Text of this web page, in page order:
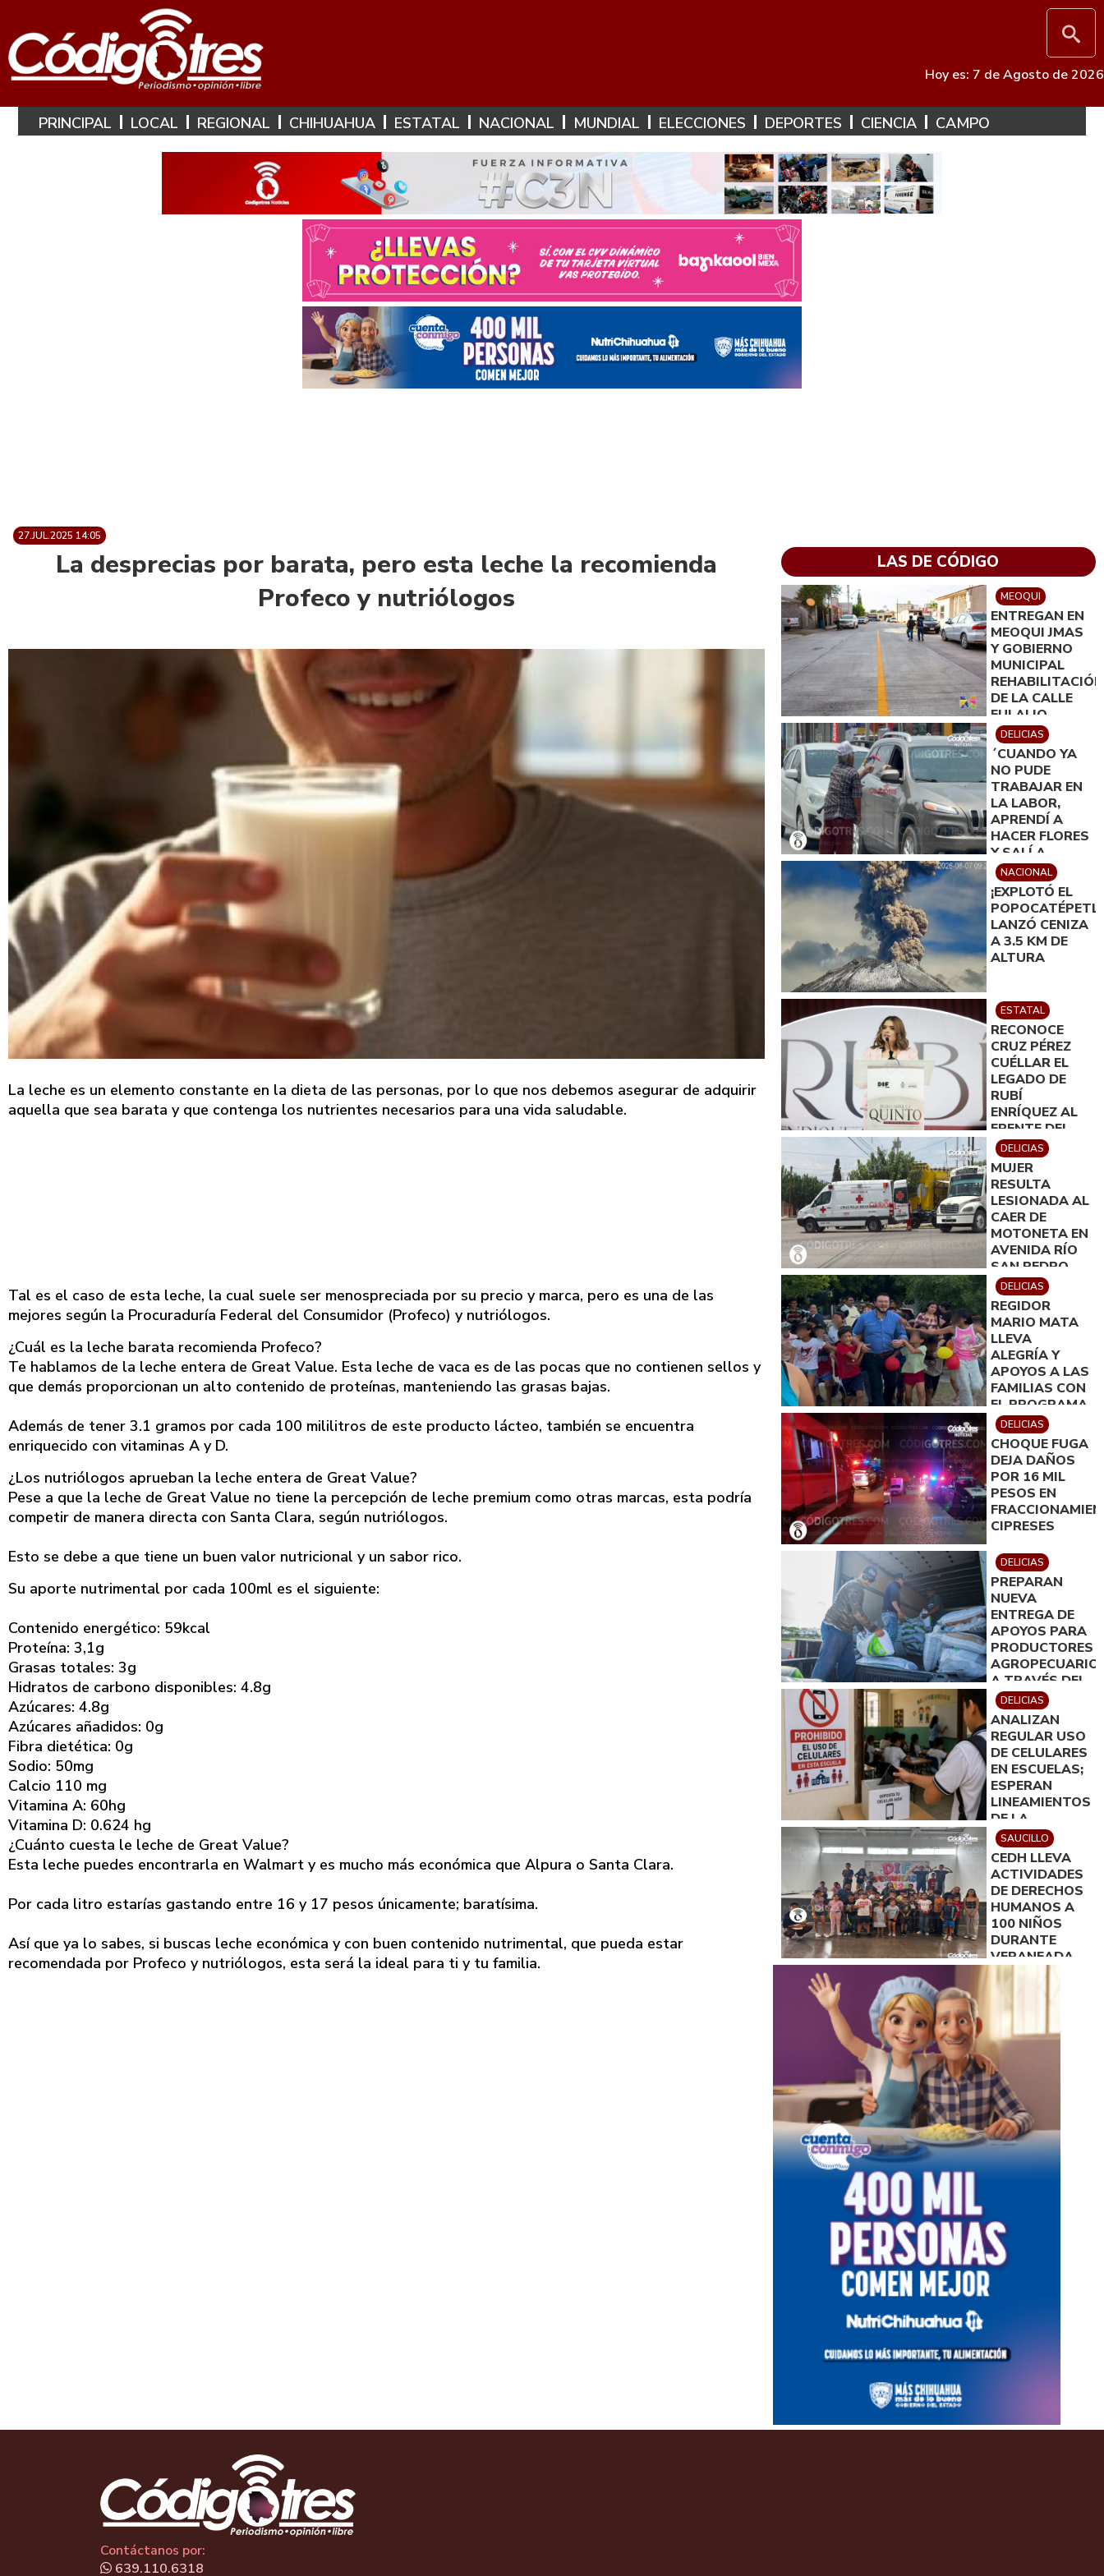
Hoy es: 7 de Agosto de 2026
PRINCIPAL LOCAL REGIONAL CHIHUAHUA ESTATAL NACIONAL MUNDIAL ELECCIONES DEPORTES CIENCIA CAMPO
27.JUL.2025 14:05
La desprecias por barata, pero esta leche la recomienda
Profeco y nutriólogos
La leche es un elemento constante en la dieta de las personas, por lo que nos debemos asegurar de adquirir
aquella que sea barata y que contenga los nutrientes necesarios para una vida saludable.
Tal es el caso de esta leche, la cual suele ser menospreciada por su precio y marca, pero es una de las
mejores según la Procuraduría Federal del Consumidor (Profeco) y nutriólogos.
¿Cuál es la leche barata recomienda Profeco?
Te hablamos de la leche entera de Great Value. Esta leche de vaca es de las pocas que no contienen sellos y
que demás proporcionan un alto contenido de proteínas, manteniendo las grasas bajas.
Además de tener 3.1 gramos por cada 100 mililitros de este producto lácteo, también se encuentra
enriquecido con vitaminas A y D.
¿Los nutriólogos aprueban la leche entera de Great Value?
Pese a que la leche de Great Value no tiene la percepción de leche premium como otras marcas, esta podría
competir de manera directa con Santa Clara, según nutriólogos.
Esto se debe a que tiene un buen valor nutricional y un sabor rico.
Su aporte nutrimental por cada 100ml es el siguiente:
Contenido energético: 59kcal
Proteína: 3,1g
Grasas totales: 3g
Hidratos de carbono disponibles: 4.8g
Azúcares: 4.8g
Azúcares añadidos: 0g
Fibra dietética: 0g
Sodio: 50mg
Calcio 110 mg
Vitamina A: 60hg
Vitamina D: 0.624 hg
¿Cuánto cuesta le leche de Great Value?
Esta leche puedes encontrarla en Walmart y es mucho más económica que Alpura o Santa Clara.
Por cada litro estarías gastando entre 16 y 17 pesos únicamente; baratísima.
Así que ya lo sabes, si buscas leche económica y con buen contenido nutrimental, que pueda estar
recomendada por Profeco y nutriólogos, esta será la ideal para ti y tu familia.
LAS DE CÓDIGO
MEOQUI
ENTREGAN EN
MEOQUI JMAS
Y GOBIERNO
MUNICIPAL
REHABILITACIÓN
DE LA CALLE
EULALIO
GÓMEZ
DELICIAS
´CUANDO YA
NO PUDE
TRABAJAR EN
LA LABOR,
APRENDÍ A
HACER FLORES
Y SALÍ A
VENDERLAS´:
MARTÍN
ALONSO
SERNA
NACIONAL
¡EXPLOTÓ EL
POPOCATÉPETL!
LANZÓ CENIZA
A 3.5 KM DE
ALTURA
ESTATAL
RECONOCE
CRUZ PÉREZ
CUÉLLAR EL
LEGADO DE
RUBÍ
ENRÍQUEZ AL
FRENTE DEL
DIF MUNICIPAL
DELICIAS
MUJER
RESULTA
LESIONADA AL
CAER DE
MOTONETA EN
AVENIDA RÍO
SAN PEDRO
SUR
DELICIAS
REGIDOR
MARIO MATA
LLEVA
ALEGRÍA Y
APOYOS A LAS
FAMILIAS CON
EL PROGRAMA
´REGIDOR EN
TU COLONIA´
DELICIAS
CHOQUE FUGA
DEJA DAÑOS
POR 16 MIL
PESOS EN
CIPRESES
DELICIAS
PREPARAN
NUEVA
ENTREGA DE
APOYOS PARA
PRODUCTORES
A TRAVÉS DEL
IDEA
DELICIAS
ANALIZAN
REGULAR USO
DE CELULARES
EN ESCUELAS;
ESPERAN
LINEAMIENTOS
DE LA
SECRETARÍA
DE EDUCACIÓN
SAUCILLO
CEDH LLEVA
ACTIVIDADES
DE DERECHOS
HUMANOS A
100 NIÑOS
DURANTE
VERANEADA
EN SAUCILLO
Contáctanos por:
639.110.6318